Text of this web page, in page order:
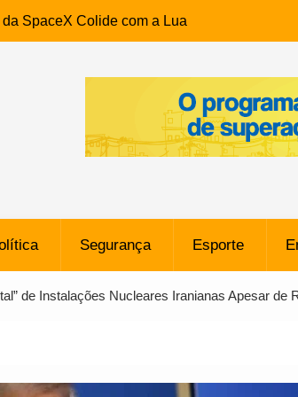
SpaceX Colide com a Lua
Metros, Afirma a Nasa
Cabo Daciolo Tem
em Frente a
da Mata Escura, em
B: Lateral revelado pelo
ligada a ‘Zói de Gato’, do
Segurança Esporte
de Instalações Nucleares Iranianas Apesar de